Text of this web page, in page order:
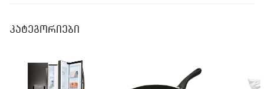
კატეგორიები